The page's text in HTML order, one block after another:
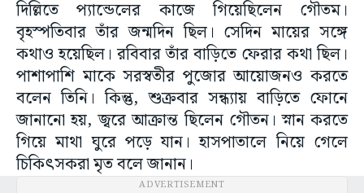
দিল্লিতে প্যান্ডেলের কাজে গিয়েছিলেন গৌতম।
বৃহস্পতিবার তাঁর জন্মদিন ছিল। সেদিন মায়ের সঙ্গে
কথাও হয়েছিল। রবিবার তাঁর বাড়িতে ফেরার কথা ছিল।
পাশাপাশি মাকে সরস্বতীর পুজোর আয়োজনও করতে
বলেন তিনি। কিন্তু, শুক্রবার সন্ধ্যায় বাড়িতে ফোনে
জানানো হয়, জ্বরে আক্রান্ত ছিলেন গৌতন। স্নান করতে
গিয়ে মাথা ঘুরে পড়ে যান। হাসপাতালে নিয়ে গেলে
চিকিৎসকরা মৃত বলে জানান।
ADVERTISEMENT